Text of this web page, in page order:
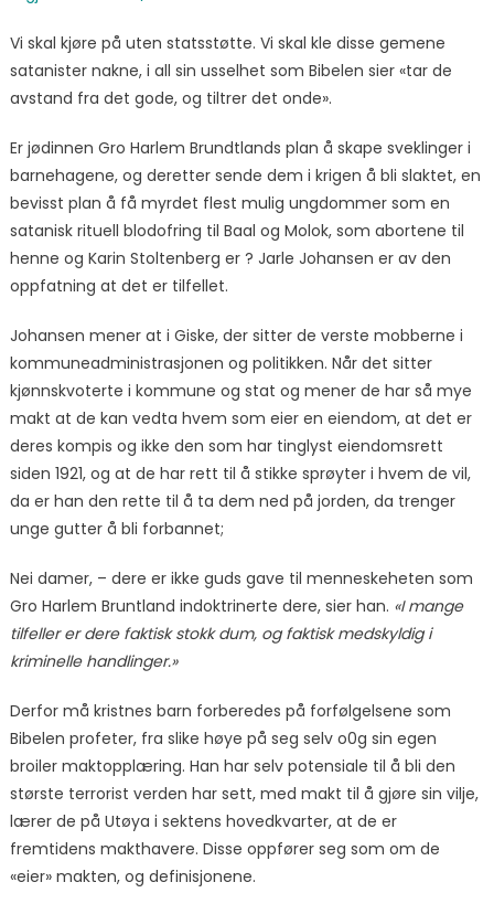
Vi skal kjøre på uten statsstøtte. Vi skal kle disse gemene
satanister nakne, i all sin usselhet som Bibelen sier «tar de
avstand fra det gode, og tiltrer det onde».
Er jødinnen Gro Harlem Brundtlands plan å skape sveklinger i
barnehagene, og deretter sende dem i krigen å bli slaktet, en
bevisst plan å få myrdet flest mulig ungdommer som en
satanisk rituell blodofring til Baal og Molok, som abortene til
henne og Karin Stoltenberg er ? Jarle Johansen er av den
oppfatning at det er tilfellet.
Johansen mener at i Giske, der sitter de verste mobberne i
kommuneadministrasjonen og politikken. Når det sitter
kjønnskvoterte i kommune og stat og mener de har så mye
makt at de kan vedta hvem som eier en eiendom, at det er
deres kompis og ikke den som har tinglyst eiendomsrett
siden 1921, og at de har rett til å stikke sprøyter i hvem de vil,
da er han den rette til å ta dem ned på jorden, da trenger
unge gutter å bli forbannet;
Nei damer, – dere er ikke guds gave til menneskeheten som
Gro Harlem Bruntland indoktrinerte dere, sier han. «I mange
tilfeller er dere faktisk stokk dum, og faktisk medskyldig i
kriminelle handlinger.»
Derfor må kristnes barn forberedes på forfølgelsene som
Bibelen profeter, fra slike høye på seg selv o0g sin egen
broiler maktopplæring. Han har selv potensiale til å bli den
største terrorist verden har sett, med makt til å gjøre sin vilje,
lærer de på Utøya i sektens hovedkvarter, at de er
fremtidens makthavere. Disse oppfører seg som om de
«eier» makten, og definisjonene.